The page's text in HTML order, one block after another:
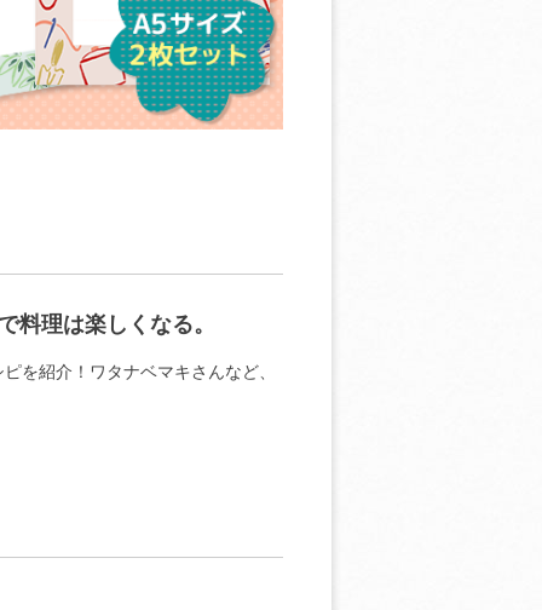
料理は楽しくなる。
を紹介！ワタナベマキさんなど、